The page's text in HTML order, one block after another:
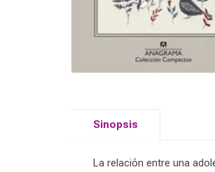
Sinopsis
La relación entre una